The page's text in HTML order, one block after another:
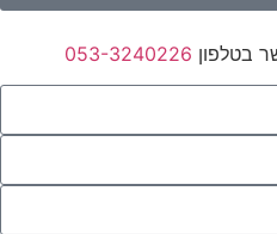
בטלפון 053-3240226